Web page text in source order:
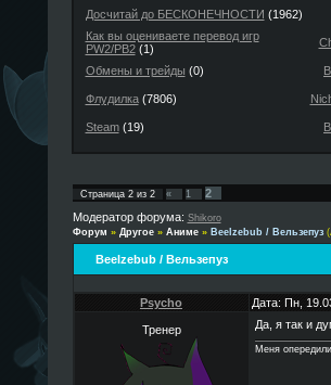
Досчитай до БЕСКОНЕЧНОСТИ (1962)
Как вы оцениваете перевод игр
PW2/PB2(1)
Обмены и трейды (0)
Флудилка(7806)
Steam(19)
Страница 2из 2 « 1
2
Модератор форума: Shikoro
Форум » Другое » Аниме » Beelzebub / Вельзепуз
Beelzebub / Вельзепуз
Psycho Дата: Пн,
Тренер Да, я так и
Меня